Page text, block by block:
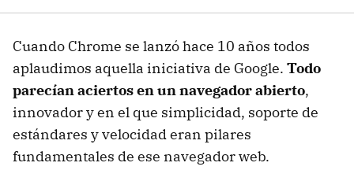
Cuando Chrome se lanzó hace 10 años todos
aplaudimos aquella iniciativa de Google. Todo
parecían aciertos en un navegador abierto,
innovador y en el que simplicidad, soporte de
estándares y velocidad eran pilares
fundamentales de ese navegador web.